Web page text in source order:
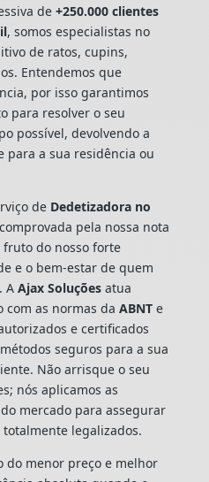
de+250.000 clientes
, somos especialistas no
de ratos, cupins,
Entendemos que
por isso garantimos
para resolver o seu
possível, devolvendo a
a sua residência ou
de Dedetizadora no
pela nossa nota
fruto do nosso forte
e o bem-estar de quem
A Ajax Soluçõesatua
com as normas da ABNTe
e certificados
seguros para a sua
Não arrisque o seu
nós aplicamos as
mercado para assegurar
legalizados.
do menor preço e melhor